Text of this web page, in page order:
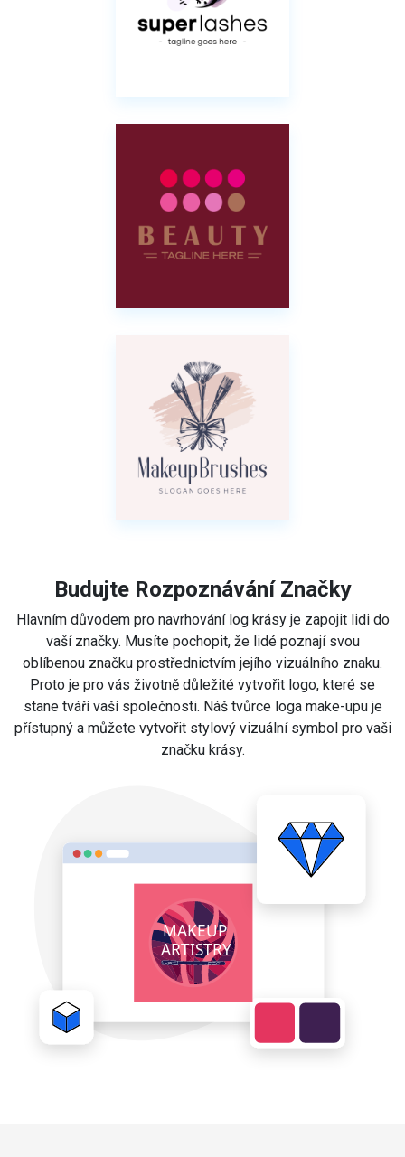
Budujte Rozpoznávání Značky
Hlavním důvodem pro navrhování log krásy je zapojit lidi do
vaší značky. Musíte pochopit, že lidé poznají svou
oblíbenou značku prostřednictvím jejího vizuálního znaku.
Proto je pro vás životně důležité vytvořit logo, které se
stane tváří vaší společnosti. Náš tvůrce loga make-upu je
přístupný a můžete vytvořit stylový vizuální symbol pro vaši
značku krásy.